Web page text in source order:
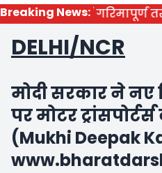
Breaking News:
जिला में गरिमापूर्ण तरीके से
DELHI/NCR
मोदी सरकार ने नए
पर मोटर
(Mukhi Deepak